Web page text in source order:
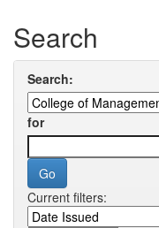
Search
Search:
for
Current filters: